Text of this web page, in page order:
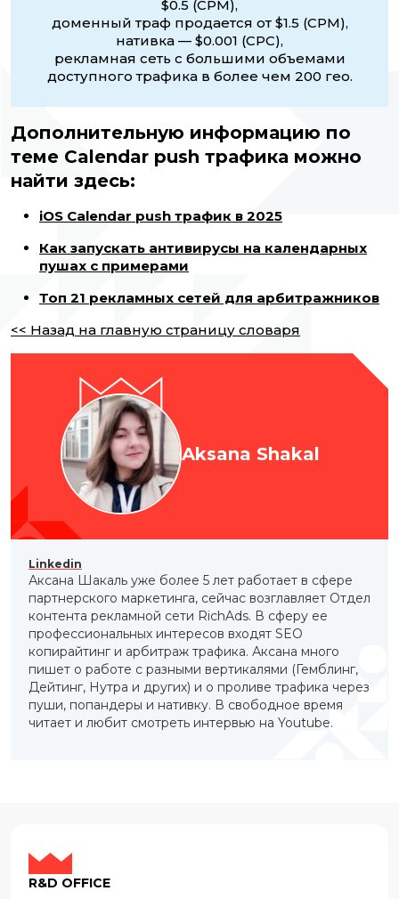
$0.5 (CPM),
доменный траф продается от $1.5 (CPM),
нативка — $0.001 (CPC),
рекламная сеть с большими объемами
доступного трафика в более чем 200 гео.
Дополнительную информацию по
теме Calendar push трафика можно
найти здесь:
iOS Calendar push трафик в 2025
Как запускать антивирусы на календарных
пушах с примерами
Топ 21 рекламных сетей для арбитражников
<< Назад на главную страницу словаря
Aksana Shakal
Linkedin
Аксана Шакаль уже более 5 лет работает в сфере
партнерского маркетинга, сейчас возглавляет Отдел
контента рекламной сети RichAds. В сферу ее
профессиональных интересов входят SEO
копирайтинг и арбитраж трафика. Аксана много
пишет о работе с разными вертикалями (Гемблинг,
Дейтинг, Нутра и других) и о проливе трафика через
пуши, попандеры и нативку. В свободное время
читает и любит смотреть интервью на Youtube.
R&D OFFICE